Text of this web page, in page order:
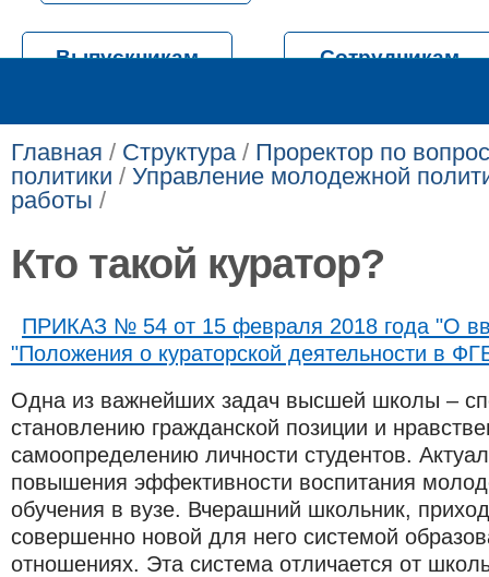
Выпускникам Сотрудникам
Главная / Структура/ Проректор по
политики / Управление молодежной
работы /
Кто такой куратор?
ПРИКАЗ № 54 от 15 февраля 2018 года "О
"Положения о кураторской деятельности в
Одна из важнейших задач высшей школы –
становлению гражданской позиции и
самоопределению личности студентов.
повышения эффективности воспитания
обучения в вузе. Вчерашний школьник,
совершенно новой для него системой
отношениях. Эта система отличается от